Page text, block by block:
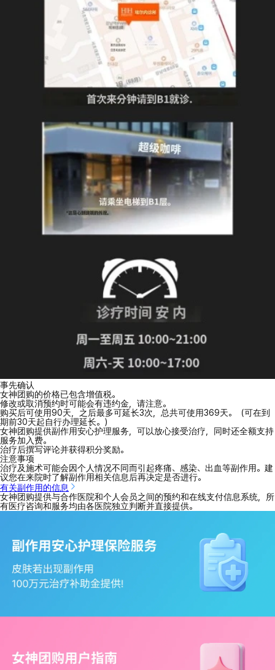
事先确认
女神团购的价格已包含增值税。
修改或取消预约时可能会有违约金，请注意。
购买后可使用90天，之后最多可延长3次，总共可使用369天。（可在到
期前30天起自行办理延长。）
女神团购提供副作用安心护理服务，可以放心接受治疗，同时还全额支持
服务加入费。
治疗后撰写评论并获得积分奖励。
注意事项
治疗及施术可能会因个人情况不同而引起疼痛、感染、出血等副作用。建
议您在来院时了解副作用相关信息后再决定是否进行。
有关副作用的信息
女神团购提供与合作医院和个人会员之间的预约和在线支付信息系统，所
有医疗咨询和服务均由各医院独立判断并直接提供。